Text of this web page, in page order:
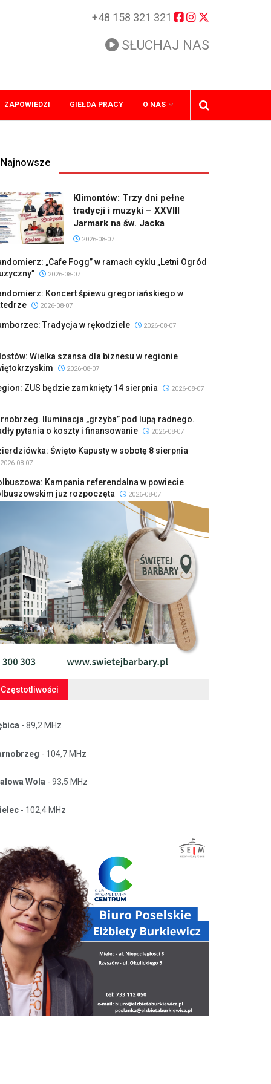
+48 158 321 321
SŁUCHAJ NAS
ZAPOWIEDZI GIEŁDA PRACY O NAS
Najnowsze
Klimontów: Trzy dni pełne
tradycji i muzyki – XXVIII
Jarmark na św. Jacka
2026-08-07
„Cafe Fogg” w ramach cyklu „Letni Ogród
2026-08-07
Koncert śpiewu gregoriańskiego w
2026-08-07
Tradycja w rękodziele 2026-08-07
Wielka szansa dla biznesu w regionie
2026-08-07
ZUS będzie zamknięty 14 sierpnia 2026-08-07
Iluminacja „grzyba” pod lupą radnego.
pytania o koszty i finansowanie
2026-08-07
Święto Kapusty w sobotę 8 sierpnia
2026-08-07
Kampania referendalna w powiecie
już rozpoczęta
2026-08-07
Częstotliwości
- 89,2 MHz
- 104,7 MHz
Wola - 93,5 MHz
- 102,4 MHz